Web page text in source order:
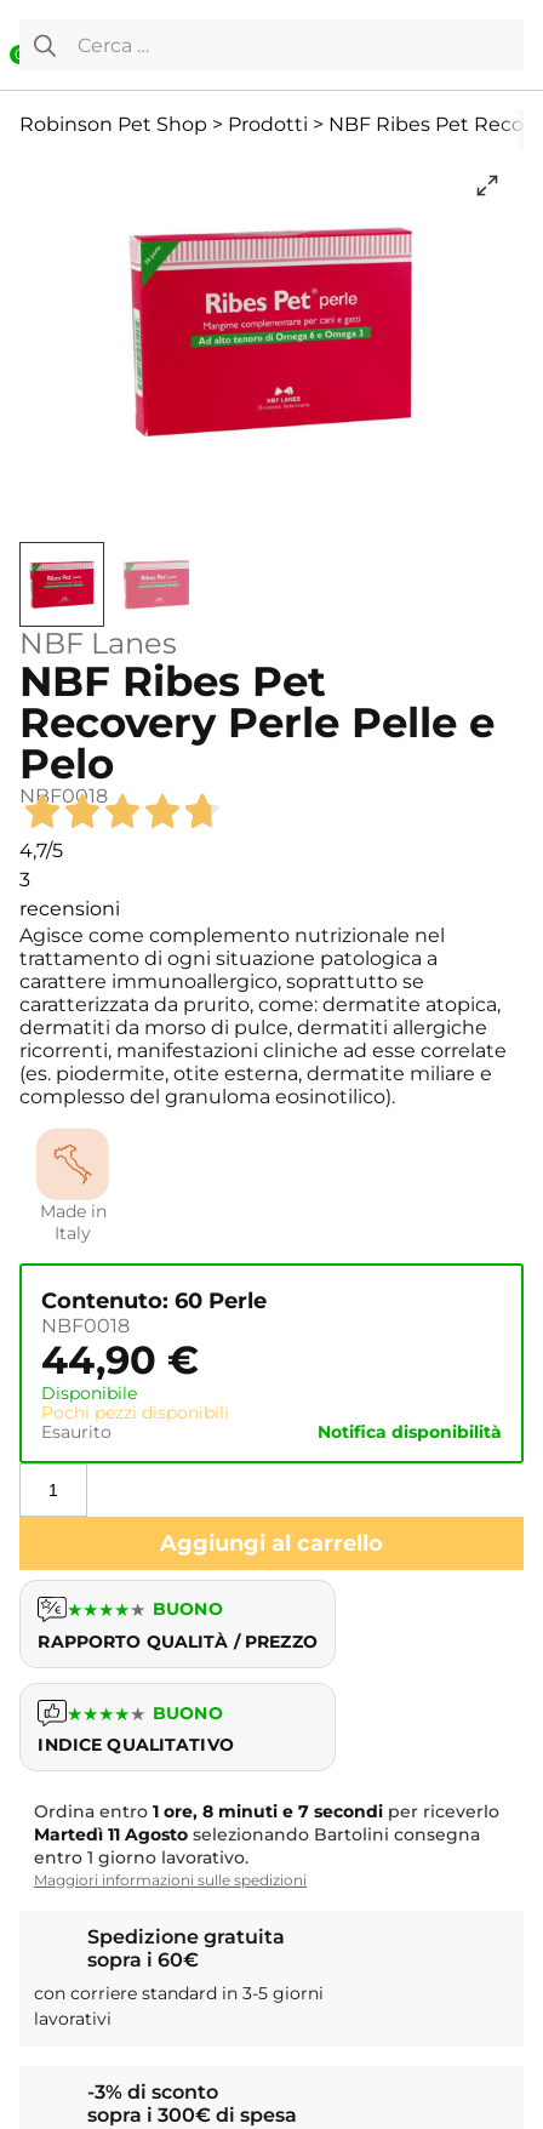
0
Ricerca per:
Robinson Pet Shop > Prodotti > NBF Ribes Pet
NBF Lanes
NBF Ribes Pet
Recovery Perle Pelle e
Pelo
NBF0018
4,7/5
3
recensioni
Agisce come complemento nutrizionale nel
trattamento di ogni situazione patologica a
carattere immunoallergico, soprattutto se
caratterizzata da prurito, come: dermatite atopica,
dermatiti da morso di pulce, dermatiti allergiche
ricorrenti, manifestazioni cliniche ad esse correlate
(es. piodermite, otite esterna, dermatite miliare e
complesso del granuloma eosinotilico).
Made in
Italy
Contenuto: 60 Perle
NBF0018
44,90 €
Disponibile
Pochi pezzi disponibili
Esaurito
Notifica disponibilità
Aggiungi al carrello
★★★★★ BUONO
RAPPORTO QUALITÀ / PREZZO
★★★★★ BUONO
INDICE QUALITATIVO
Ordina entro 1 ore, 8 minuti e 6 secondi per riceverlo
Martedì 11 Agosto selezionando Bartolini consegna
entro 1 giorno lavorativo.
Maggiori informazioni sulle spedizioni
Spedizione gratuita
sopra i 60€
con corriere standard in 3-5 giorni
lavorativi
-3% di sconto
sopra i 300€ di spesa